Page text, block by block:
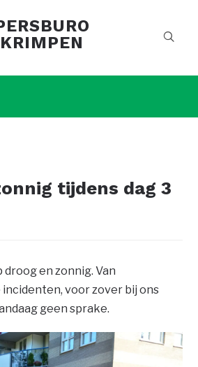
KRIMPEN
tijdens dag 3
en zonnig. Van
voor zover bij ons
geen sprake.